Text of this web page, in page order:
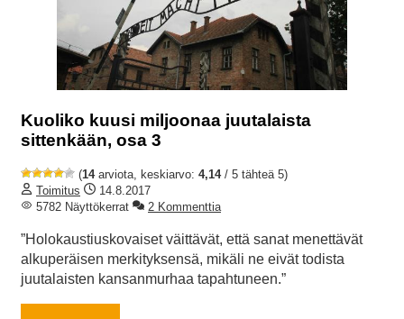
Kuoliko kuusi miljoonaa juutalaista
sittenkään, osa 3
(14arviota, keskiarvo: 4,14/ 5 tähteä 5)
Toimitus
14.8.2017
5782 Näyttökerrat
2 Kommenttia
”Holokaustiuskovaiset väittävät, että sanat menettävät
alkuperäisen merkityksensä, mikäli ne eivät todista
juutalaisten kansanmurhaa tapahtuneen.”